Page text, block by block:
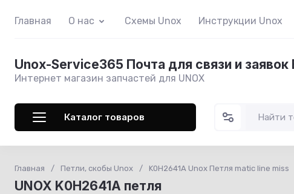
Главная О нас Схемы Unox Инструкции Unox
Unox-Service365 Почта для связи и
Интернет магазин запчастей для UNOX
Каталог товаров
Главная / Петли, скобы Unox / K0H2641A Unox Петля matic line miss
UNOX K0H2641A петля